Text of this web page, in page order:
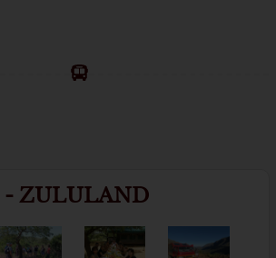
- ZULULAND